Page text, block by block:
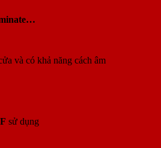
và có khả năng cách âm
sử dụng